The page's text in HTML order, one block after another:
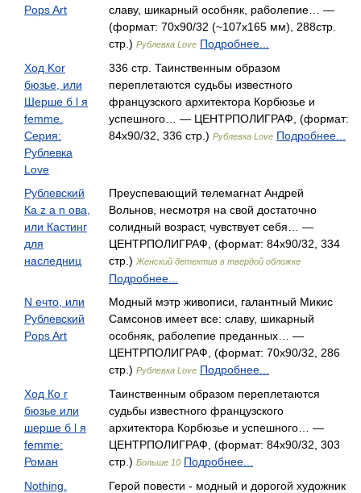
Pops Art
славу, шикарный особняк, раболепие… —
(формат: 70х90/32 (~107х165 мм), 288стр.
стр.) Рублевка Love Подробнее...
Ход Kor
бюзье, или
Шерше б l я
femme.
Серия:
Рублевка
Love
336 стр. Таинственным образом
переплетаются судьбы известного
французского архитектора Корбюзье и
успешного… — ЦЕНТРПОЛИГРАФ, (формат:
84x90/32, 336 стр.) Рублевка Love Подробнее...
Рублевский
Ка z а n ова,
или Кастинг
для
наследниц
Преуспевающий телемагнат Андрей
Вольнов, несмотря на свой достаточно
солидный возраст, чувствует себя… —
ЦЕНТРПОЛИГРАФ, (формат: 84x90/32, 334
стр.) Женский детектив в твердой обложке
Подробнее...
N ечто, или
Рублевский
Pops Art
Модный мэтр живописи, галантный Микис
Самсонов имеет все: славу, шикарный
особняк, раболепие преданных… —
ЦЕНТРПОЛИГРАФ, (формат: 70x90/32, 286
стр.) Рублевка Love Подробнее...
Ход Ко r
бюзье или
шерше б l я
femme:
Роман
Таинственным образом переплетаются
судьбы известного французского
архитектора Корбюзье и успешного… —
ЦЕНТРПОЛИГРАФ, (формат: 84x90/32, 303
стр.) Больше 10 Подробнее...
Nothing.
Герой повести - модный и дорогой художник